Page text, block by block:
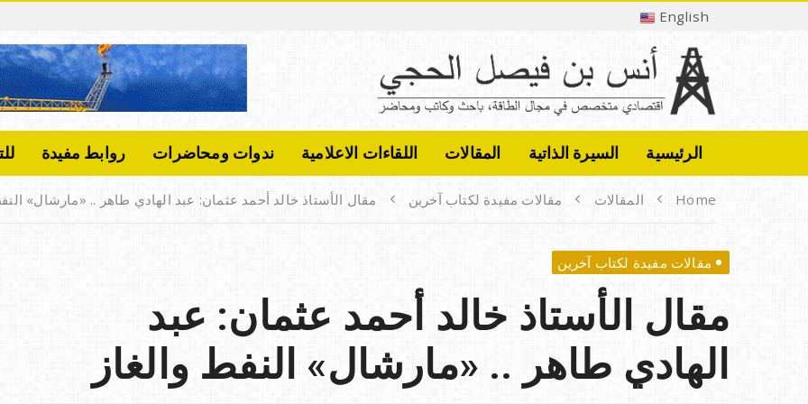
o
a
English
ب
ن
ف
ي
ح
ج
ي
الرئيسية السيرة الذاتية المقالات اللقاءات الاعلامية ندوات ومحاضرات روابط مفيدة
Home المقالات مقالات مفيدة لكتاب آخرين مقال الأستاذ خالد أحمد عثمان: عبد الهادي طاهر .. «مارشال»
مقالات مفيدة لكتاب آخرين
مقال الأستاذ خالد أحمد عثمان: عبد
الهادي طاهر .. «مارشال» النفط والغاز